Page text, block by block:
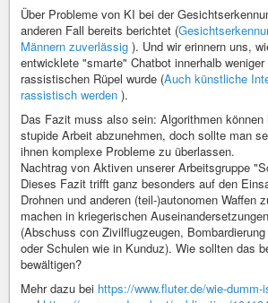
Über Probleme von KI bei der
anderen Fall bereits berichtet (
Männern zuverlässig ). Und wir erinnern uns,
entwicklete "smarte" Chatbot innerhalb weniger
rassistischen Rüpel wurde (Auch künstliche
rassistisch werden ).
Das Fazit muss also sein: Algorithmen
stupide Arbeit abzunehmen, doch sollte man
ihnen komplexe Probleme zu überlassen.
Nachtrag von Aktiven unserer Arbeitsgruppe
Dieses Fazit trifft ganz besonders auf den
Drohnen und anderen (teil-)autonomen Waffen
machen in kriegerischen
(Abschuss con Zivilflugzeugen,
oder Schulen wie in Kunduz). Wie sollten das
bewältigen?
Mehr dazu bei https://www.fluter.de/wie-dumm-